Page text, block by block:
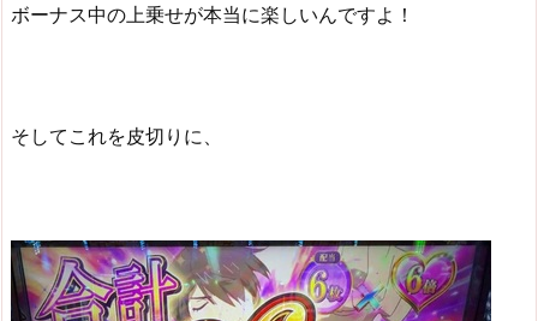
ボーナス中の上乗せが本当に楽しいんですよ！
そしてこれを皮切りに、